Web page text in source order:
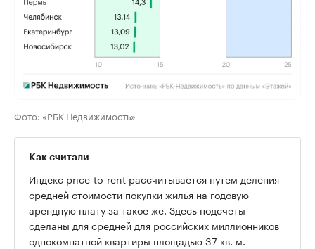
Фото: «РБК Недвижимость»
Как считали
Индекс price-to-rent рассчитывается путем деления
средней стоимости покупки жилья на годовую
арендную плату за такое же. Здесь подсчеты
сделаны для средней для российских миллионников
однокомнатной квартиры площадью 37 кв. м.